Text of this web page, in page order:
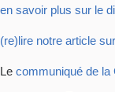
en savoir plus sur le
(re)lire notre article
Le communiqué de la